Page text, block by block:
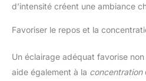
d’intensité créent une ambiance
Favoriser le repos et la
Un éclairage adéquat favorise
aide également à la concentration